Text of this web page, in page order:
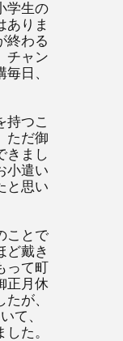
学生の
ありま
終わる
チャン
日、
持つこ
ただ御
きまし
小遣い
と思い
ことで
ど戴き
って町
正月休
が、
て、
た。